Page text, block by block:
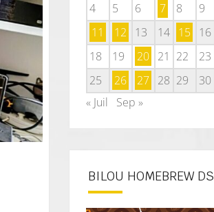
4
5 6 7 8 9
11
12 13 14 15 16
18
19 20 21 22 23
25
26 27 28 29 30
« Juil
Sep »
BILOU HOMEBREW DS